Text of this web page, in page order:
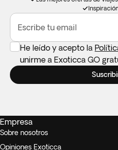
Escribe tu email
He leído y acepto la
unirme a Exoticca GO
Empresa
Sobre nosotros
Opiniones Exoticca